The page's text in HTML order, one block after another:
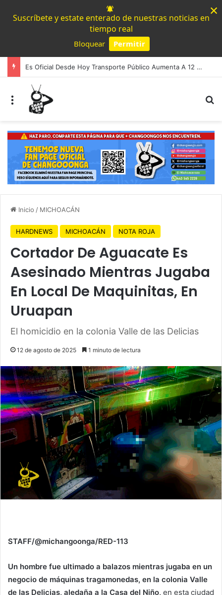
Suscríbete y estate enterado de nuestras noticias en
tiempo real
Bloquear Permitir
×
Es Oficial Desde Hoy Transporte Público Aumenta A 12 Pesos En TODO Michoacán
Menú
Inicio / MICHOACÁN
HARDNEWS MICHOACÁN NOTA ROJA
Cortador De Aguacate Es
Asesinado Mientras Jugaba
En Local De Maquinitas, En
Uruapan
El homicidio en la colonia Valle de las Delicias
12 de agosto de 2025 1 minuto de lectura
STAFF/@michangoonga/RED-113
Un hombre fue ultimado a balazos mientras jugaba en un
negocio de máquinas tragamonedas, en la colonia Valle
de las Delicias, aledaña a la Casa del Niño, en esta ciudad